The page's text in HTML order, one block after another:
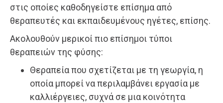
στις οποίες καθοδηγείστε επίσημα από
θεραπευτές και εκπαιδευμένους ηγέτες, επίσης.
Ακολουθούν μερικοί πιο επίσημοι τύποι
θεραπειών της φύσης:
Θεραπεία που σχετίζεται με τη γεωργία, η
οποία μπορεί να περιλαμβάνει εργασία με
καλλιέργειες, συχνά σε μια κοινότητα